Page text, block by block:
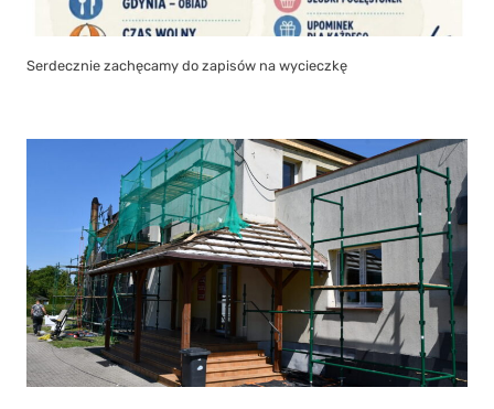
Serdecznie zachęcamy do zapisów na wycieczkę